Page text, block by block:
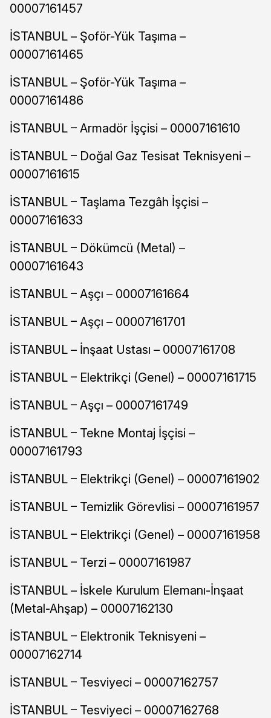
00007161457
İSTANBUL – Şoför-Yük Taşıma –
00007161465
İSTANBUL – Şoför-Yük Taşıma –
00007161486
İSTANBUL – Armadör İşçisi – 00007161610
İSTANBUL – Doğal Gaz Tesisat Teknisyeni –
00007161615
İSTANBUL – Taşlama Tezgâh İşçisi –
00007161633
İSTANBUL – Dökümcü (Metal) –
00007161643
İSTANBUL – Aşçı – 00007161664
İSTANBUL – Aşçı – 00007161701
İSTANBUL – İnşaat Ustası – 00007161708
İSTANBUL – Elektrikçi (Genel) – 00007161715
İSTANBUL – Aşçı – 00007161749
İSTANBUL – Tekne Montaj İşçisi –
00007161793
İSTANBUL – Elektrikçi (Genel) – 00007161902
İSTANBUL – Temizlik Görevlisi – 00007161957
İSTANBUL – Elektrikçi (Genel) – 00007161958
İSTANBUL – Terzi – 00007161987
İSTANBUL – İskele Kurulum Elemanı-İnşaat
(Metal-Ahşap) – 00007162130
İSTANBUL – Elektronik Teknisyeni –
00007162714
İSTANBUL – Tesviyeci – 00007162757
İSTANBUL – Tesviyeci – 00007162768